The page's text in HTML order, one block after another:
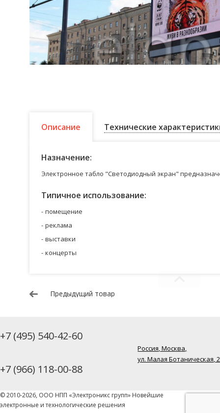
Описание Технические
Назначение:
Электронное табло "Светодиодный экран"
Типичное использование:
помещение
реклама
выставки
концерты
Предыдущий товар
+7 (495) 540-42-60
+7 (966) 118-00-88
Россия, Москва,
ул. Малая Ботаническая,
© 2010-2026, ООО НПП «Электроникс групп» Новейшие
электронные и технологические решения